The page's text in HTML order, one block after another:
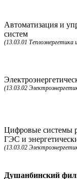
Автоматизация и
систем
(13.03.01 Теплоэнергетика
(13.03.02
Цифровые системы
ГЭС и
(13.03.02
Душанбинский